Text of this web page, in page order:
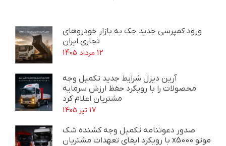
ورود کمپرسی جدید جک به بازار خودروهای
تجاری ایران
12 مرداد 1405
آرین دیزل شرایط جدید تکمیل وجه
محصولات را با رویکرد حفظ ارزش سرمایه
مشتریان اعلام کرد
17 تیر 1405
صدور دعوتنامه تکمیل وجه کشنده شک
موتو x5000 با رویکرد ایفای تعهدات مشتریان